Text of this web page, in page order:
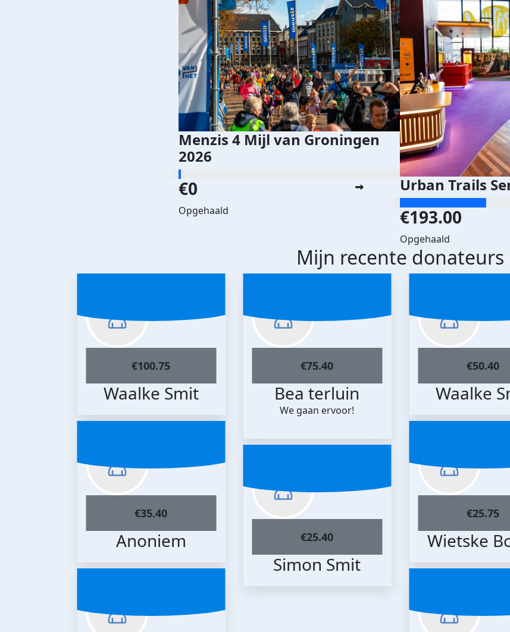
Menzis 4 Mijl van Groningen
2026
€0
Opgehaald
Urban Trails
€193.00
Opgehaald
Mijn recente donateurs
€100.75
Waalke Smit
€75.40
Bea terluin
We gaan ervoor!
€50.40
Waalke
€35.40
Anoniem
€25.75
Wietske
€25.40
Simon Smit